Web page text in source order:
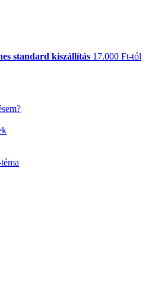
standard kiszállítás 17.000 Ft-tól